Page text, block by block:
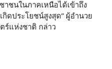
าชนในภาคเหนือได้เข้าถึง
กิดประโยชน์สูงสุด” ผู้อำนวย
ร์แห่งชาติ กล่าว